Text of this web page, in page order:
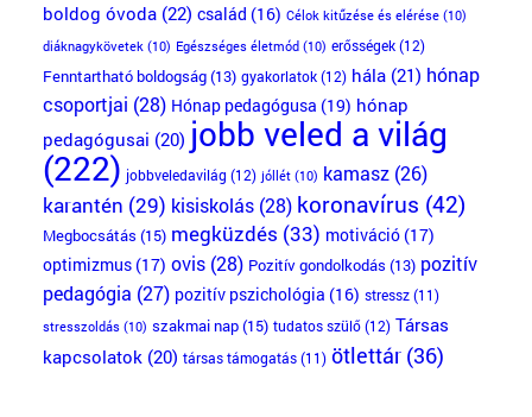
boldog óvoda(22) család (16) Célok kitűzése és elérése(10)
diáknagykövetek(10) Egészséges életmód(10) erősségek(12)
Fenntartható boldogság(13) gyakorlatok(12) hála(21) hónap
csoportjai (28) Hónap pedagógusa (19) hónap
pedagógusai (20) jobb veled a világ
(222) jobbveledavilág (12) jóllét(10) kamasz(26)
karantén (29) kisiskolás(28) koronavírus (42)
Megbocsátás (15) megküzdés (33) motiváció(17)
optimizmus(17) ovis(28) Pozitív gondolkodás (13) pozitív
pedagógia (27) pozitív pszichológia (16) stressz(11)
stresszoldás(10) szakmai nap(15) tudatos szülő(12) Társas
kapcsolatok(20) társas támogatás(11) ötlettár(36)